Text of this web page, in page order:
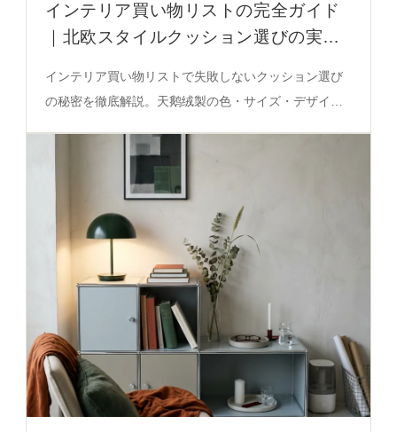
インテリア買い物リストの完全ガイド
｜北欧スタイルクッション選びの実践
インテリア買い物リストで失敗しないクッション選び
の秘密を徹底解説。天鹅绒製の色・サイズ・デザイン